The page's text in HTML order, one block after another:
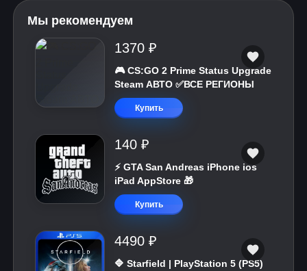
Мы рекомендуем
1370 ₽
🎮 CS:GO 2 Prime Status Upgrade
Steam АВТО ✅ВСЕ РЕГИОНЫ
Купить
140 ₽
⚡️ GTA San Andreas iPhone ios
iPad AppStore 🎁
Купить
4490 ₽
🔷 Starfield | PlayStation 5 (PS5)